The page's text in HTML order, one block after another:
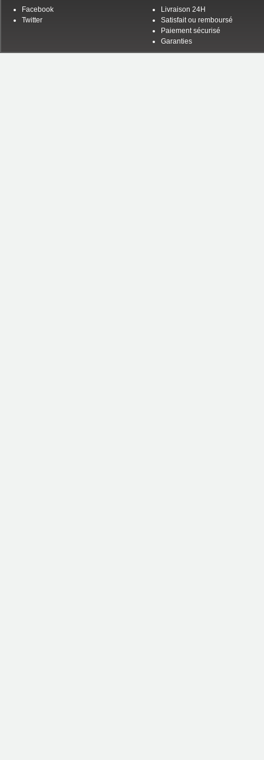
Facebook
Twitter
Livraison 24H
Satisfait ou remboursé
Paiement sécurisé
Garanties